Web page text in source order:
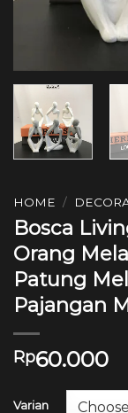
HOME /
Bosca
Orang
Patung
Pajangan
Rp60.000
Varian